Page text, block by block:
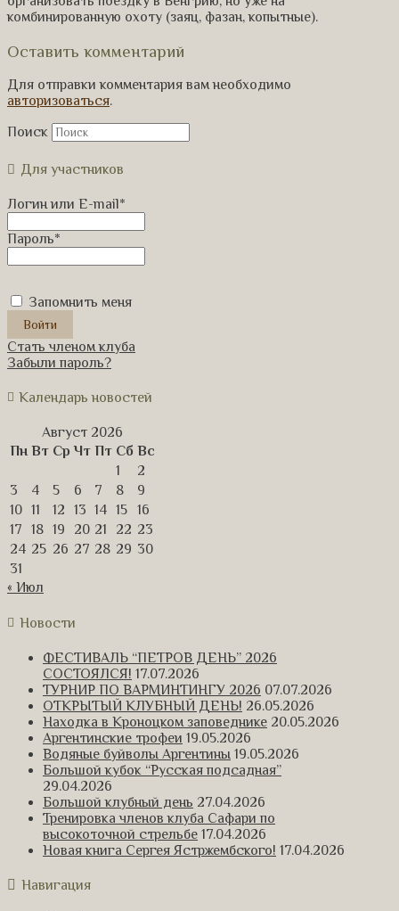
комбинированную охоту (заяц, фазан, копытные).
Оставить комментарий
Для отправки комментария вам необходимо
авторизоваться.
Поиск
Для участников
Логин или E-mail*
Пароль*
Запомнить меня
Стать членом клуба
Забыли пароль?
Календарь новостей
Август 2026
Пн Вт Ср Чт Пт Сб Вс
1
2
3
4 5 6 7 8
9
10 11 12 13 14 15
16
17
18 19 20 21 22 23
24 25 26 27 28 29 30
31
« Июл
Новости
ФЕСТИВАЛЬ “ПЕТРОВ ДЕНЬ” 2026
СОСТОЯЛСЯ! 17.07.2026
ТУРНИР ПО ВАРМИНТИНГУ 2026 07.07.2026
ОТКРЫТЫЙ КЛУБНЫЙ ДЕНЬ! 26.05.2026
Находка в Кроноцком заповеднике 20.05.2026
Аргентинские трофеи 19.05.2026
Водяные буйволы Аргентины 19.05.2026
Большой кубок “Русская подсадная”
29.04.2026
Большой клубный день 27.04.2026
Тренировка членов клуба Сафари по
высокоточной стрельбе 17.04.2026
Новая книга Сергея Ястржембского! 17.04.2026
Навигация